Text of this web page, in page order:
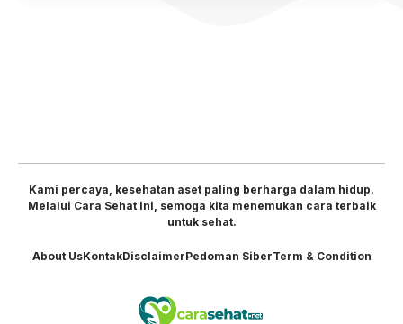
Kami percaya, kesehatan aset paling berharga dalam hidup.
Melalui Cara Sehat ini, semoga kita menemukan cara terbaik
untuk sehat.
About UsKontakDisclaimerPedoman SiberTerm & Condition